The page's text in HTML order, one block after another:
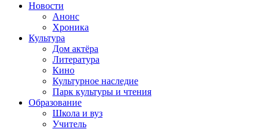
Новости
Анонс
Хроника
Культура
Дом актёра
Литература
Кино
Культурное наследие
Парк культуры и чтения
Образование
Школа и вуз
Учитель